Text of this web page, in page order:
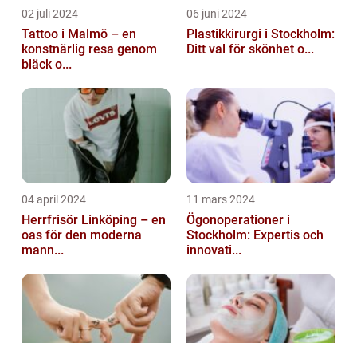
02 juli 2024
Tattoo i Malmö – en
konstnärlig resa genom
bläck o...
06 juni 2024
Plastikkirurgi i Stockholm:
Ditt val för skönhet o...
04 april 2024
Herrfrisör Linköping – en
oas för den moderna
mann...
11 mars 2024
Ögonoperationer i
Stockholm: Expertis och
innovati...